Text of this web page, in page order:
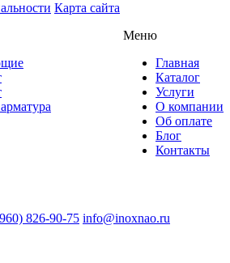
Карта сайта
Меню
Главная
Каталог
Услуги
О компании
Об оплате
Блог
Контакты
826-90-75 info@inoxnao.ru